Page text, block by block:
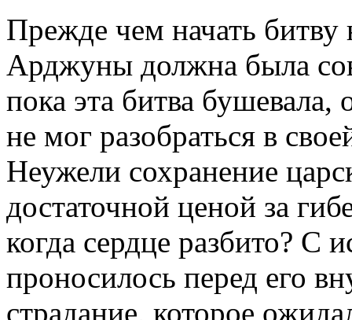
Прежде чем начать битву
Арджуны должна была
пока эта битва
не мог разобраться в
Неужели сохранение
достаточной ценой за
когда сердце разбито? С
проносилось перед его
страдание, которое